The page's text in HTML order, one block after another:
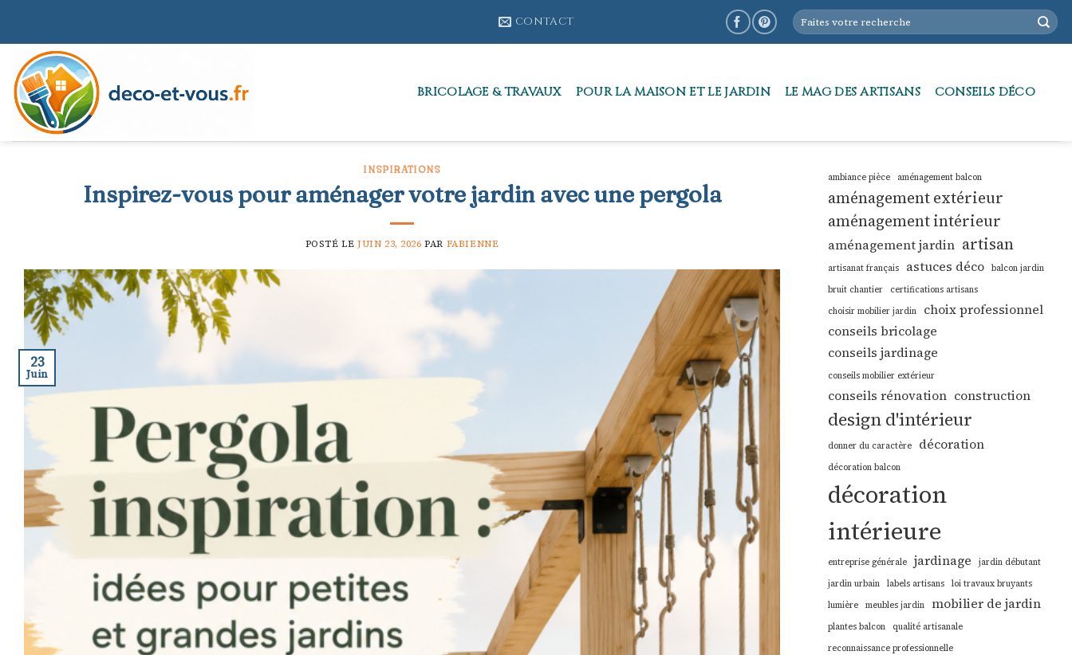
content
CONTACT
BRICOLAGE & TRAVAUX POUR LA MAISON ET LE JARDIN LE MAG DES ARTISANS CONSEILS DÉCO
INSPIRATIONS
Inspirez-vous pour aménager votre jardin avec une pergola
POSTÉ LE JUIN 23, 2026 PAR FABIENNE
23
Juin
ambiance pièce aménagement balcon
aménagement extérieur
aménagement intérieur
aménagement jardin artisan
artisanat français astuces déco balcon jardin
bruit chantier
certifications artisans
choisir mobilier jardin
choix professionnel
conseils bricolage
conseils jardinage
conseils mobilier extérieur
conseils rénovation construction
design d'intérieur
donner du caractère décoration
décoration balcon
décoration
intérieure
entreprise générale jardinage
jardin débutant
jardin urbain labels artisans loi travaux bruyants
lumière meubles jardin mobilier de jardin
plantes balcon
qualité artisanale
reconnaissance professionnelle